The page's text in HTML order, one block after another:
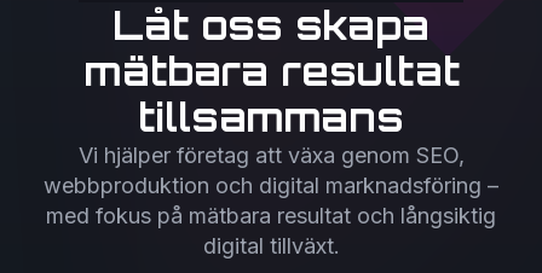
Låt oss skapa
mätbara resultat
tillsammans
Vi hjälper företag att växa genom SEO,
webbproduktion och digital marknadsföring –
med fokus på mätbara resultat och långsiktig
digital tillväxt.